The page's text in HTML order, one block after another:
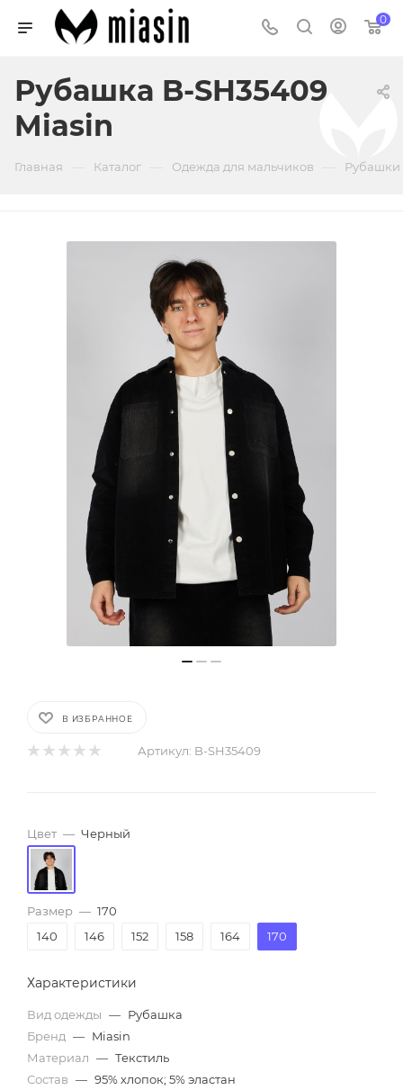
0
Рубашка B-SH35409
Miasin
Главная Каталог Одежда для мальчиков Рубашки
В ИЗБРАННОЕ
Артикул: B-SH35409
Цвет — Черный
Размер — 170
140
146 152 158 164 170
Характеристики
Вид одежды — Рубашка
Бренд — Miasin
Материал — Текстиль
Состав — 95% хлопок; 5% эластан